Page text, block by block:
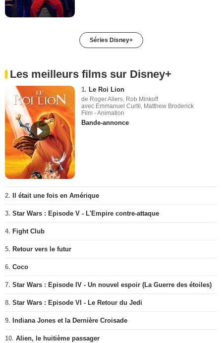
Séries Disney+
Les meilleurs films sur Disney+
1. Le Roi Lion
de Roger Allers, Rob Minkoff
avec Emmanuel Curtil, Matthew Broderick
Film - Animation
Bande-annonce
2. Il était une fois en Amérique
3. Star Wars : Episode V - L'Empire contre-attaque
4. Fight Club
5. Retour vers le futur
6. Coco
7. Star Wars : Episode IV - Un nouvel espoir (La Guerre des étoiles)
8. Star Wars : Episode VI - Le Retour du Jedi
9. Indiana Jones et la Dernière Croisade
10. Alien, le huitième passager